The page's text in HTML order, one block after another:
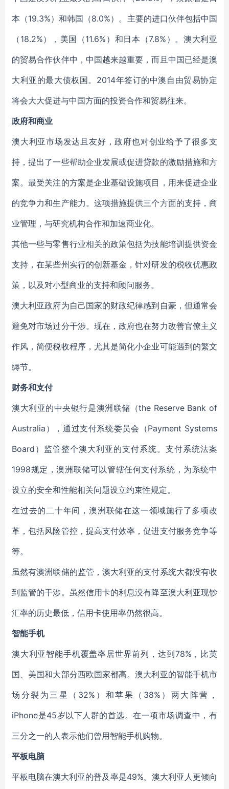
本（19.3%）和韩国（8.0%）。主要的进口伙伴包括中国
（18.2%），美国（11.6%）和日本（7.8%）。澳大利亚
的贸易合作伙伴中，中国越来越重要，而且中国已经是澳
大利亚的最大债权国。2014年签订的中澳自由贸易协定
将会大大促进与中国方面的投资合作和贸易往来。
政府和商业
澳大利亚市场发达且友好，政府也对创业给予了很多支
持，提出了一些帮助企业发展或促进贷款的激励措施和方
案。最受关注的方案是企业基础设施项目，用来促进企业
的竞争力和生产能力。这项措施提供三个方面的支持，商
业管理，与研究机构合作和加速商业化。
其他一些与零售行业相关的政策包括为技能培训提供资金
支持，在某些州实行的创新基金，针对研发的税收优惠政
策，以及对小型商业的支持和顾问服务。
澳大利亚政府为自己国家的财政纪律感到自豪，但通常会
避免对市场过分干涉。现在，政府也在努力改善官僚主义
作风，简便税收程序，尤其是简化小企业可能遇到的繁文
缛节。
财务和支付
澳大利亚的中央银行是澳洲联储（the Reserve Bank of
Australia），通过支付系统委员会（Payment Systems
Board）监管整个澳大利亚的支付系统。支付系统法案
1998规定，澳洲联储可以管辖任何支付系统，为系统中
设立的安全和性能相关问题设立约束性规定。
在过去的二十年间，澳洲联储在这一领域施行了多项改
革，包括风险管控，提高支付效率，促进支付服务竞争等
等。
虽然有澳洲联储的监管，澳大利亚的支付系统大都没有收
到监管的干涉。虽然信用卡的利息没有降至澳大利亚现钞
汇率的历史最低，信用卡使用率仍然很高。
智能手机
澳大利亚智能手机覆盖率居世界前列，达到78%，比英
国、美国和大部分西欧国家都高。澳大利亚的智能手机市
场分裂为三星（32%）和苹果（38%）两大阵营，
iPhone是45岁以下人群的首选。在一项市场调查中，有
三分之一的人表示他们曾用智能手机购物。
平板电脑
平板电脑在澳大利亚的普及率是49%。澳大利亚人更倾向